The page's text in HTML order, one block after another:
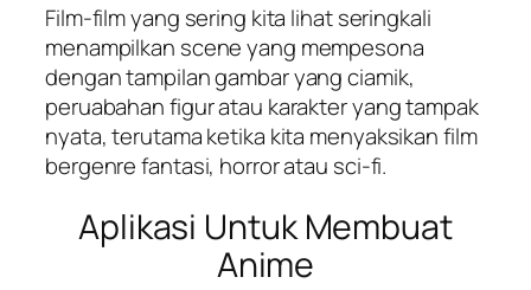
Film-film yang sering kita lihat seringkali
menampilkan scene yang mempesona
dengan tampilan gambar yang ciamik,
peruabahan figur atau karakter yang tampak
nyata, terutama ketika kita menyaksikan film
bergenre fantasi, horror atau sci-fi.
Aplikasi Untuk Membuat
Anime